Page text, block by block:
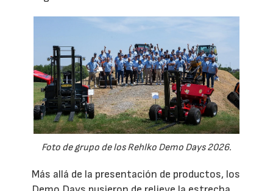
Foto de grupo de los Rehlko Demo Days 2026.
Más allá de la presentación de productos, los